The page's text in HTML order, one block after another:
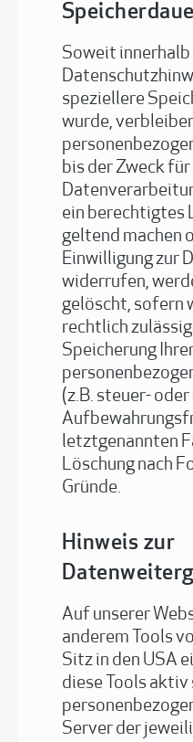
Soweit
speziellere
wurde,
bis der Zweck für
ein berechtigtes
geltend machen
Einwilligung zur
widerrufen,
gelöscht, sofern
rechtlich
Speicherung
(z.B. steuer-
letztgenannten
Löschung nach
Gründe.
Hinweis zur
Auf unserer
anderem Tools
Sitz in den USA
diese Tools aktiv
Server der